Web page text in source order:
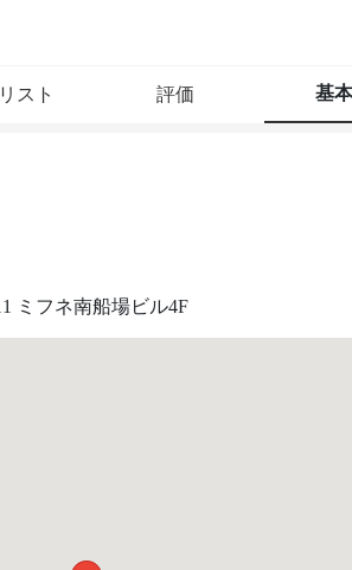
スト 評価 基
ミフネ南船場ビル4F